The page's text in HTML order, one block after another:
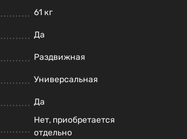
61 кг
Да
Раздвижная
Универсальная
Да
Нет, приобретается
отдельно